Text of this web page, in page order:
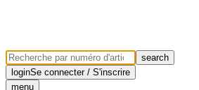
search
loginSe connecter / S'inscrire
menu